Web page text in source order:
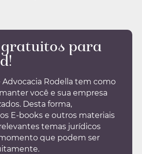
gratuitos para
Advocacia Rodella tem como
você e sua empresa
Desta forma,
E-books e outros materiais
temas jurídicos
que podem ser